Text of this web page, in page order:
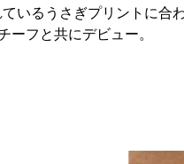
いるうさぎプリントに合
ーフと共にデビュー。